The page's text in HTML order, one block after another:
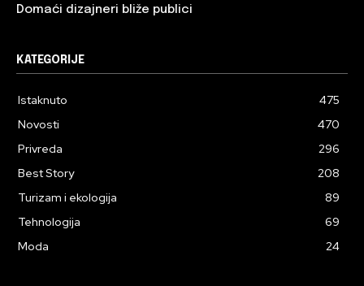
Domaći dizajneri bliže publici
KATEGORIJE
Istaknuto
475
Novosti
470
Privreda
296
Best Story
208
Turizam i ekologija
89
Tehnologija
69
Moda
24